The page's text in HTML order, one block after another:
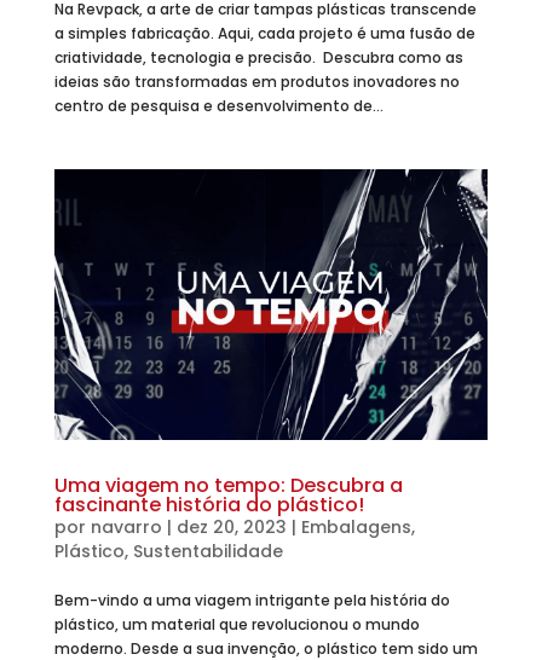
Na Revpack, a arte de criar tampas plásticas transcende
a simples fabricação. Aqui, cada projeto é uma fusão de
criatividade, tecnologia e precisão. Descubra como as
ideias são transformadas em produtos inovadores no
centro de pesquisa e desenvolvimento de...
Uma viagem no tempo: Descubra a
fascinante história do plástico!
por navarro | dez 20, 2023 | Embalagens,
Plástico, Sustentabilidade
Bem-vindo a uma viagem intrigante pela história do
plástico, um material que revolucionou o mundo
moderno. Desde a sua invenção, o plástico tem sido um